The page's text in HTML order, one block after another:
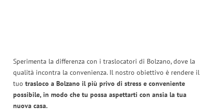
Sperimenta la differenza con i traslocatori di Bolzano, dove la
qualità incontra la convenienza. Il nostro obiettivo è rendere il
tuo trasloco a Bolzano il più privo di stress e conveniente
possibile, in modo che tu possa aspettarti con ansia la tua
nuova casa.